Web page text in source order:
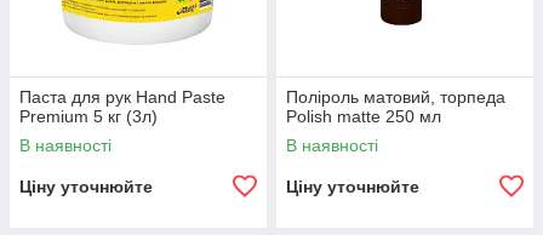
Паста для рук Hand Paste
Premium 5 кг (3л)
В наявності
Ціну уточнюйте
Поліроль матовий, торпеда
Polish matte 250 мл
В наявності
Ціну уточнюйте